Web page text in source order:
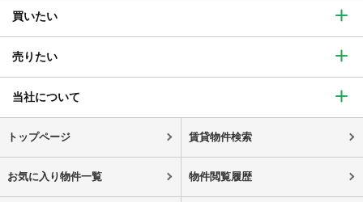
買いたい
売りたい
当社について
トップページ 賃貸物件検索
お気に入り物件一覧 物件閲覧履歴